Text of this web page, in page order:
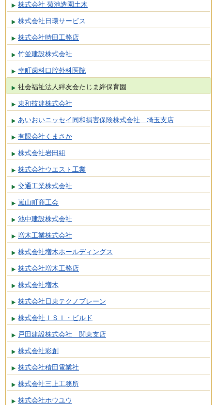
株式会社 菊池造園土木
株式会社日環サービス
株式会社時田工務店
竹並建設株式会社
幸町歯科口腔外科医院
社会福祉法人絆友会たじま絆保育園
東和技建株式会社
あいおいニッセイ同和損害保険株式会社 埼玉支店
有限会社くまさか
株式会社岩田組
株式会社ウエスト工業
交通工業株式会社
嵐山町商工会
池中建設株式会社
増木工業株式会社
株式会社増木ホールディングス
株式会社増木工務店
株式会社増木
株式会社日東テクノブレーン
株式会社ＩＳＩ・ビルド
戸田建設株式会社 関東支店
株式会社彩創
株式会社積田電業社
株式会社三上工務所
株式会社ホウユウ